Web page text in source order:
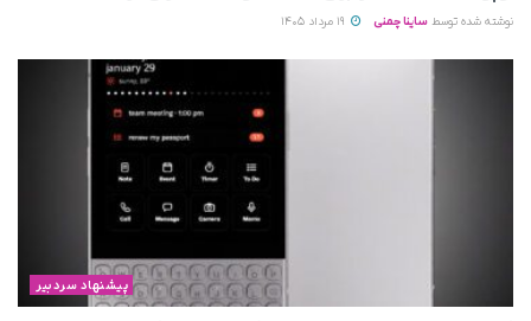
نوشته شده توسط ساینا چمنی
پیشنهاد سردبیر